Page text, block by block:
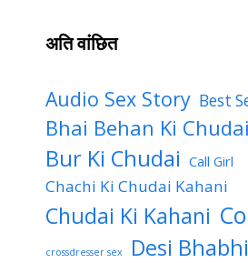
अति वांछित
Audio Sex Story Best
Bhai Behan Ki Chudai
Bur Ki Chudai Call Girl
Chachi Ki Chudai Kahani
Chudai Ki Kahani
crossdresser sex Desi